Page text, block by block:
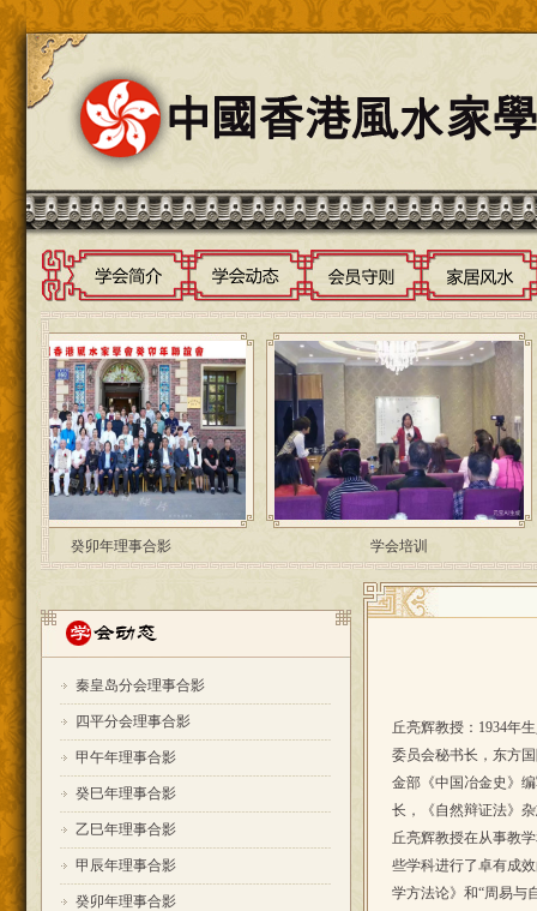
秦皇岛分会理事合影
四平分会理事合影
甲午年理事合影
癸巳年理事合影
乙巳年理事合影
甲辰年理事合影
癸卯年理事合影
丘亮辉教授：1934年
委员会秘书长，东方
金部《中国冶金史》
长，《自然辩证法》
丘亮辉教授在从事教
些学科进行了卓有成
学方法论》和“周易与